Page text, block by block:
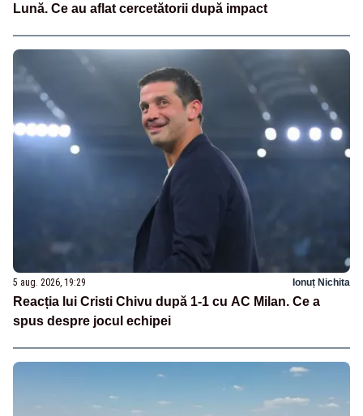
Lună. Ce au aflat cercetătorii după impact
5 aug. 2026, 19:29 Ionuț Nichita
Reacția lui Cristi Chivu după 1-1 cu AC Milan. Ce a
spus despre jocul echipei